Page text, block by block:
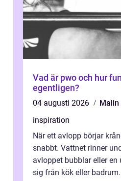
Vad är pwo och hur
egentligen?
04 augusti 2026
inspiration
När ett avlopp börjar
snabbt. Vattnet rinner
avloppet bubblar eller en
sig från kök eller